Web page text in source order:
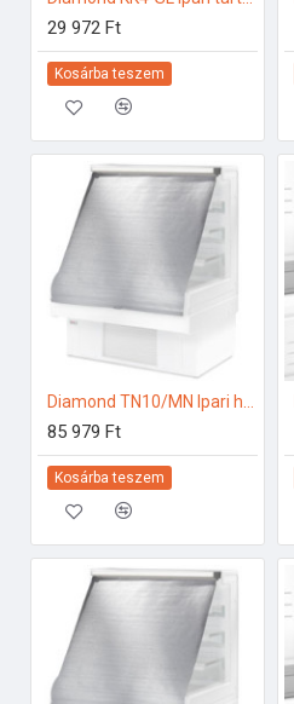
29 972 Ft
Kosárba teszem
85 979 Ft
Kosárba teszem